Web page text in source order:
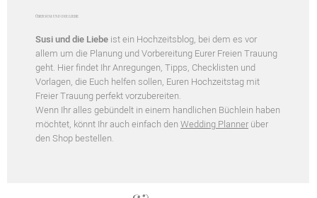
ÜBER SUSI UND DIE LIEBE
Susi und die Liebe ist ein Hochzeitsblog, bei dem es vor
allem um die Planung und Vorbereitung Eurer Freien Trauung
geht. Hier findet Ihr Anregungen, Tipps, Checklisten und
Vorlagen, die Euch helfen sollen, Euren Hochzeitstag mit
Freier Trauung perfekt vorzubereiten.
Wenn Ihr alles gebündelt in einem handlichen Büchlein haben
möchtet, könnt Ihr auch einfach den Wedding Planner über
den Shop bestellen.